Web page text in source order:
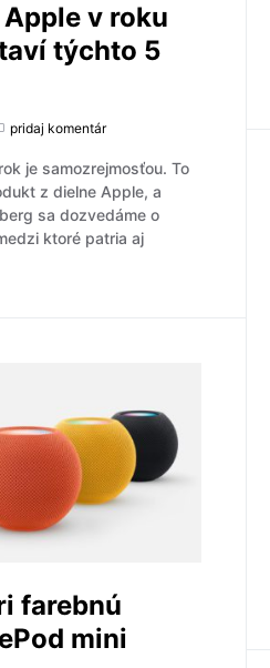
v roku
týchto 5
pridaj komentár
je samozrejmosťou. To
z dielne Apple, a
sa dozvedáme o
ktoré patria aj
farebnú
mini